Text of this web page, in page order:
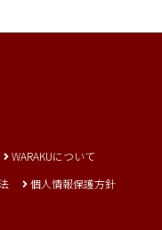
WARAKUについて
個人情報保護方針